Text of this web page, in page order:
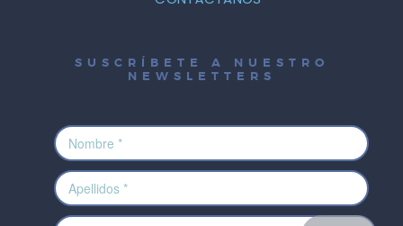
SUSCRÍBETE A NUESTRO
NEWSLETTERS